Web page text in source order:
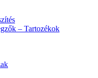
– Tartozékok